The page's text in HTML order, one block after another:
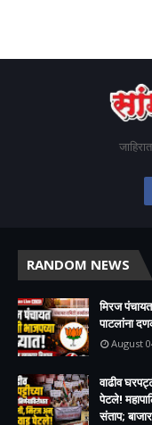
RANDOM NEWS
मिरज
पाटलांना
August
वाढीव
पेटले!
संताप;